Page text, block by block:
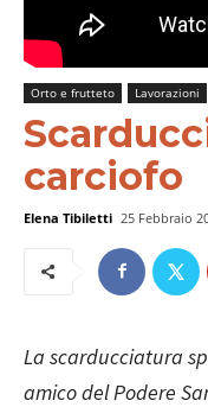
Orto e frutteto Lavorazioni
carciofo
Elena Tibiletti 25 Febbraio
La scarducciatura
amico del Podere